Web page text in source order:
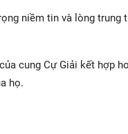
niềm tin và lòng trung
cung Cự Giải kết hợp
họ.